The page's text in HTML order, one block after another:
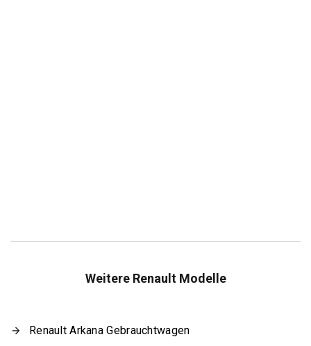
Weitere Renault Modelle
Renault Arkana Gebrauchtwagen